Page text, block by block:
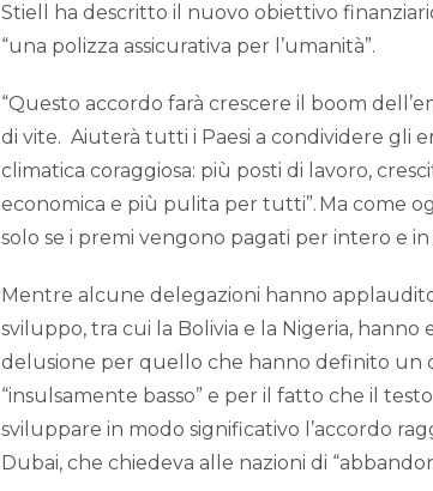
Stiell ha descritto il nuovo obiettivo
“una polizza assicurativa per l’umanità”.
“Questo accordo farà crescere il boom
di vite. Aiuterà tutti i Paesi a condividere gli
climatica coraggiosa: più posti di lavoro,
economica e più pulita per tutti”. Ma come
solo se i premi vengono pagati per intero e in
Mentre alcune delegazioni hanno applaudito
sviluppo, tra cui la Bolivia e la Nigeria, hanno
delusione per quello che hanno definito un
“insulsamente basso” e per il fatto che il
sviluppare in modo significativo l’accordo
Dubai, che chiedeva alle nazioni di